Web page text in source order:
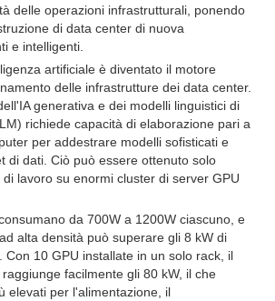
delle operazioni infrastrutturali, ponendo
di data center di nuova
e intelligenti.
artificiale è diventato il motore
delle infrastrutture dei data center.
generativa e dei modelli linguistici di
richiede capacità di elaborazione pari a
per addestrare modelli sofisticati e
di dati. Ciò può essere ottenuto solo
lavoro su enormi cluster di server GPU
da 700W a 1200W ciascuno, e
alta densità può superare gli 8 kW di
Con 10 GPU installate in un solo rack, il
facilmente gli 80 kW, il che
elevati per l'alimentazione, il